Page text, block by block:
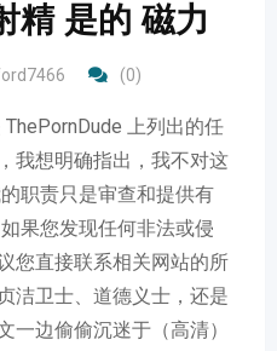
精 是的 磁力
(0)
上列出的任
我想明确指出，我不对这
职责只是审查和提供有
果您发现任何非法或侵
您直接联系相关网站的所
洁卫士、道德义士，还是
一边偷偷沉迷于（高清）